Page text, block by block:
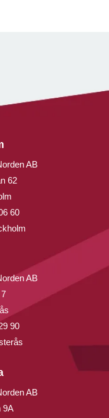
AB
62
60
AB
90
AB
9A